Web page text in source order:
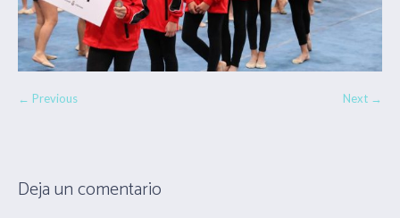
← Previous Next →
Deja un comentario